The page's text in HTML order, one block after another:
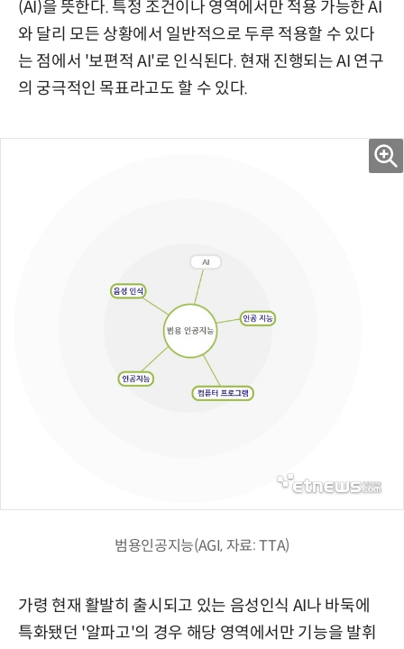
(AI)을 뜻한다. 특정 조건이나 영역에서만 적용 가능한 AI
와 달리 모든 상황에서 일반적으로 두루 적용할 수 있다
는 점에서 '보편적 AI'로 인식된다. 현재 진행되는 AI 연구
의 궁극적인 목표라고도 할 수 있다.
범용인공지능(AGI, 자료: TTA)
가령 현재 활발히 출시되고 있는 음성인식 AI나 바둑에
특화됐던 '알파고'의 경우 해당 영역에서만 기능을 발휘